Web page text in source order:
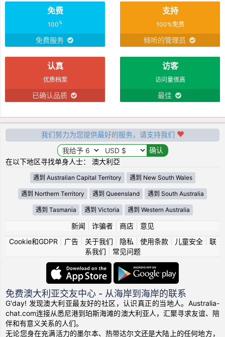
免费
100%
免费服务
支持
100%免费
倾听的管理员
认真
优质档案
已确认品质
访客
访问量很高
最佳
我们努力为您提供最好的服务，请支持我们
在以下地区寻找单身人士： 澳大利亞
遇到 Australian Capital Territory 遇到 New South Wales
遇到 Northern Territory 遇到 Queensland 遇到 South Australia
遇到 Tasmania 遇到 Victoria 遇到 Western Australia
新闻 诈骗者| 商店| 意见
Cookie和GDPR
广告| 关于我们 隐私 使用条款| 儿童安全| 联
系我们
常见问题
免费澳大利亚交友中心 - 从海岸到海岸的联系
G'day! 发现澳大利亚最友好的社区，认识真正的当地人。Australia-
chat.com连接从悉尼港到珀斯海滩的澳大利亚人，汇聚寻求友谊、陪
伴和有意义关系的人们。
无论您身在充满活力的墨尔本、热带达尔文还是大陆上的任何地方，